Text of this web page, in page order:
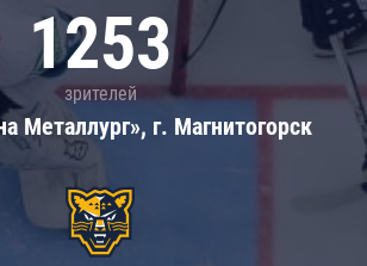
1253
зрителей
Металлург», г. Магнитогорск